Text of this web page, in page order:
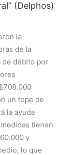
(Delphos)
la
de la
de débito por
un tope de
la ayuda
tienen
y
lo que